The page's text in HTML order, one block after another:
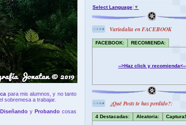
para mis alumnos, y no tanto
sobremesa a trabajar.
DiseñandoyProbando cosas
Select Language ▼
Variedalia en FACEBOOK
FACEBOOK: RECOMIENDA:
-->Haz click y recomienda<--
¿Qué Posts te has perdido?:
4 Destacadas: Aleatoria: